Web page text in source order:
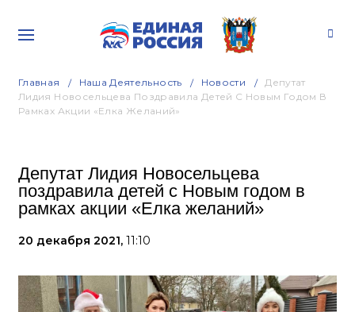
Главная Наша Деятельность Новости
Депутат
Лидия Новосельцева Поздравила Детей С Новым Годом В
Рамках Акции «Елка Желаний»
Депутат Лидия Новосельцева
поздравила детей с Новым годом в
рамках акции «Елка желаний»
20 декабря 2021, 11:10